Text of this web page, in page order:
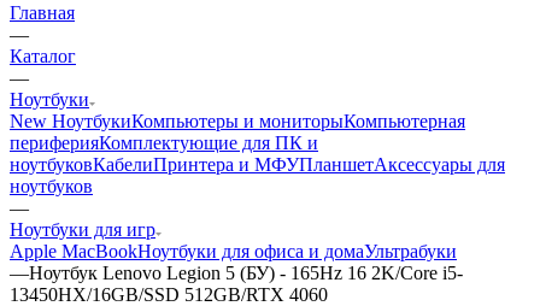
Главная
—
Каталог
—
Ноутбуки
New НоутбукиКомпьютеры и мониторыКомпьютерная
периферияКомплектующие для ПК и
ноутбуковКабелиПринтера и МФУПланшетАксессуары для
ноутбуков
—
Ноутбуки для игр
Apple MacBookНоутбуки для офиса и домаУльтрабуки
—Ноутбук Lenovo Legion 5 (БУ) - 165Hz 16 2K/Core i5-
13450HX/16GB/SSD 512GB/RTX 4060